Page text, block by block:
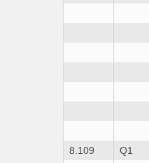
8.109
Q1